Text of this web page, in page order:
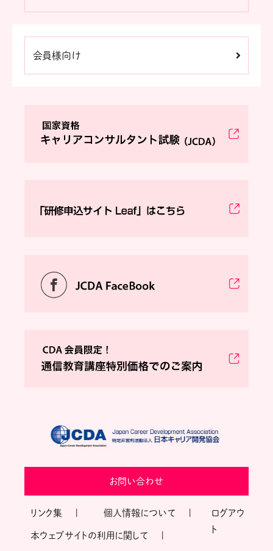
会員様向け
お問い合わせ
リンク集 個人情報について
本ウェブサイトの利用に関して
ログアウ
ト